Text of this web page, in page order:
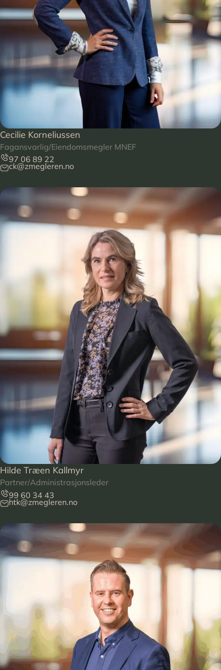
Cecilie Korneliussen
Fagansvarlig/Eiendomsmegler MNEF
97 06 89 22
ck@zmegleren.no
Hilde Træen Kallmyr
Partner/Administrasjonsleder
99 60 34 43
htk@zmegleren.no